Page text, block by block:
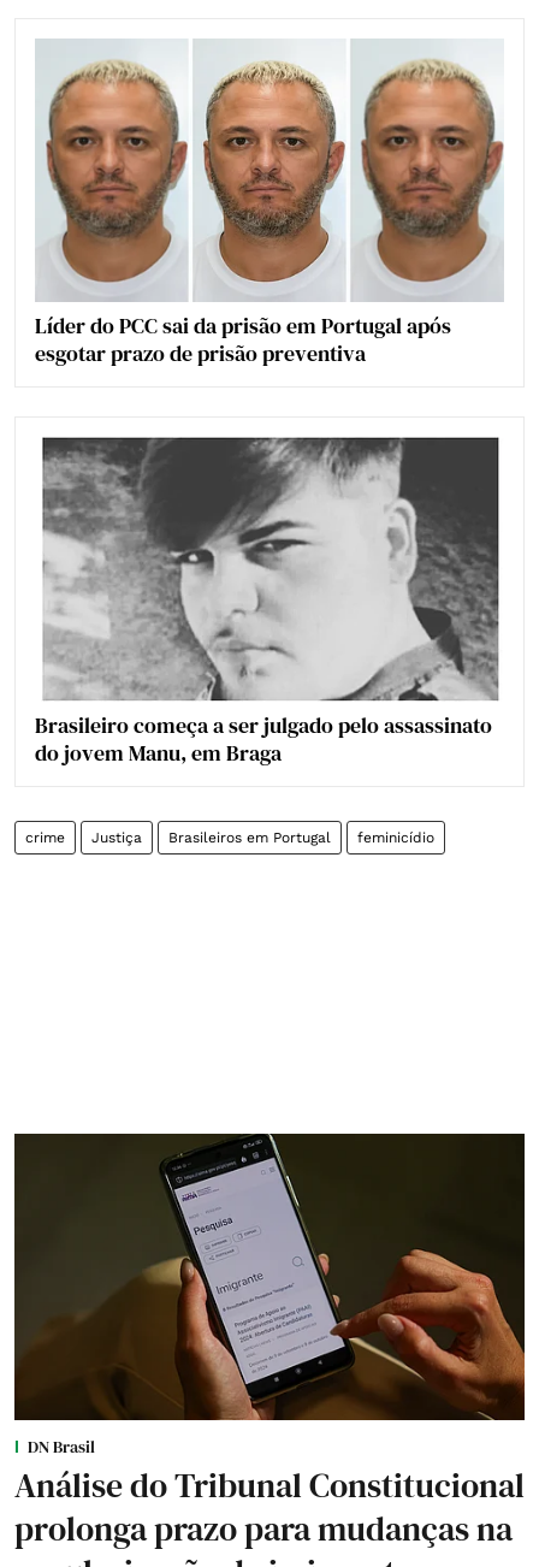
Líder do PCC sai da prisão em Portugal após
esgotar prazo de prisão preventiva
Brasileiro começa a ser julgado pelo assassinato
do jovem Manu, em Braga
crime Justiça Brasileiros em Portugal feminicídio
DN Brasil
Análise do Tribunal Constitucional
prolonga prazo para mudanças na